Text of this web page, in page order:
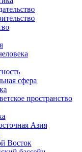
сфера
пространство
Азия
Восток